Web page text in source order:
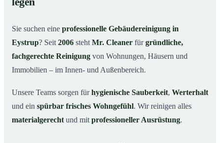
04So läuft die Gebäudereinigung ab
05Typische Anlässe für eine Gebäudereinigung
Gebäudereinigung in Eystrup – Profis im Einsatz
Sie suchen eine professionelle Gebäudereinigung in
Eystrup? Seit 2006 steht Mr. Cleaner fürgründliche,
fachgerechte Reinigung von Wohnungen, Häusern und
Immobilien – im Innen- und Außenbereich.
Unsere Teams sorgen fürhygienische Sauberkeit, Werterhalt
und ein spürbar frisches Wohngefühl. Wir reinigen alles
materialgerecht und mit professioneller Ausrüstung.